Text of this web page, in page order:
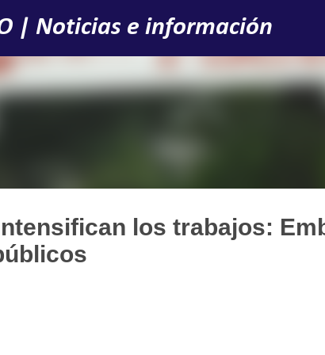
Ir al
| Noticias e información
los trabajos: